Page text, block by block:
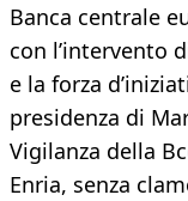
Banca centrale
con l’intervento
e la forza
presidenza di
Vigilanza della
Enria, senza